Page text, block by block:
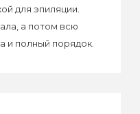
для эпиляции.
а потом всю
и полный порядок.